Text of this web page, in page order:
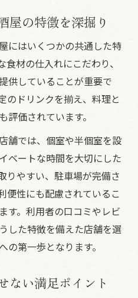
い鮮度の見極め術
しむための事前チェック
居酒屋の魅力とは
きる個室の魅力に迫る
三昧の過ごし方ガイド
間で味わう贅沢な時間
に選ばれる居酒屋三昧
個室利用シーンを紹介
約で失敗しない方法
屋の特徴を深掘り
にはいくつかの共通した特
材の仕入れにこだわり、
供していることが重要で
のドリンクを揃え、料理と
評価されています。
舗では、個室や半個室を設
ベートな時間を大切にした
りやすい、駐車場が完備さ
便性にも配慮されているこ
す。利用者の口コミやレビ
した特徴を備えた店舗を選
第一歩となります。
ない満足ポイント